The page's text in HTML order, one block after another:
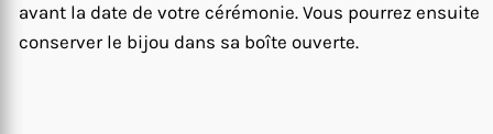
avant la date de votre cérémonie. Vous pourrez ensuite
conserver le bijou dans sa boîte ouverte.